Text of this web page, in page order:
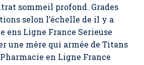
sommeil profond. Grades
selon l’échelle de il y a
ens Ligne France Serieuse
une mère qui armée de Titans
en Ligne France